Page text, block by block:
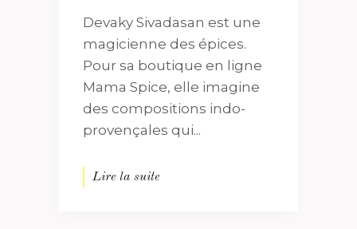
Devaky Sivadasan est une
magicienne des épices.
Pour sa boutique en ligne
Mama Spice, elle imagine
des compositions indo-
provençales qui...
Lire la suite